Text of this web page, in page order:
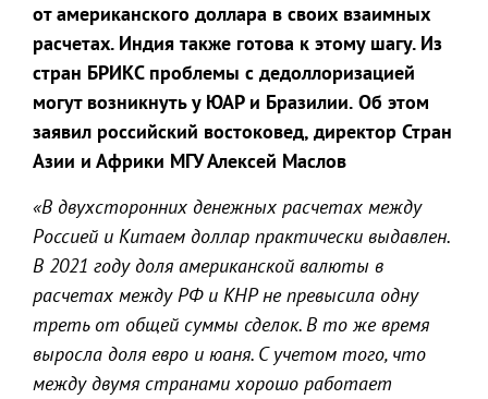
от американского доллара в своих взаимных
расчетах. Индия также готова к этому шагу. Из
стран БРИКС проблемы с дедоллоризацией
могут возникнуть у ЮАР и Бразилии. Об этом
заявил российский востоковед, директор Стран
Азии и Африки МГУ Алексей Маслов
«В двухсторонних денежных расчетах между
Россией и Китаем доллар практически выдавлен.
В 2021 году доля американской валюты в
расчетах между РФ и КНР не превысила одну
треть от общей суммы сделок. В то же время
выросла доля евро и юаня. С учетом того, что
между двумя странами хорошо работает